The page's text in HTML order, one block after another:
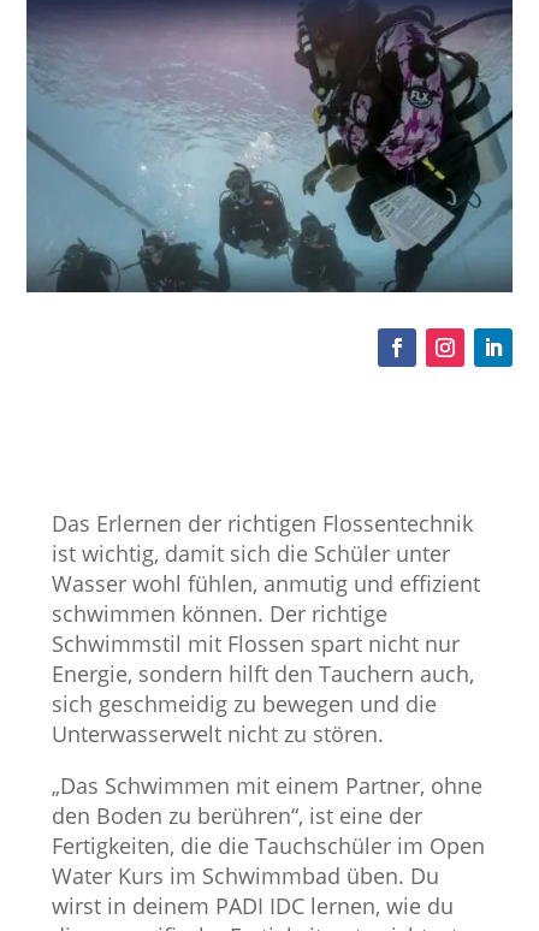
Das Erlernen der richtigen Flossentechnik
ist wichtig, damit sich die Schüler unter
Wasser wohl fühlen, anmutig und effizient
schwimmen können. Der richtige
Schwimmstil mit Flossen spart nicht nur
Energie, sondern hilft den Tauchern auch,
sich geschmeidig zu bewegen und die
Unterwasserwelt nicht zu stören.
„Das Schwimmen mit einem Partner, ohne
den Boden zu berühren“, ist eine der
Fertigkeiten, die die Tauchschüler im Open
Water Kurs im Schwimmbad üben. Du
wirst in deinem PADI IDC lernen, wie du